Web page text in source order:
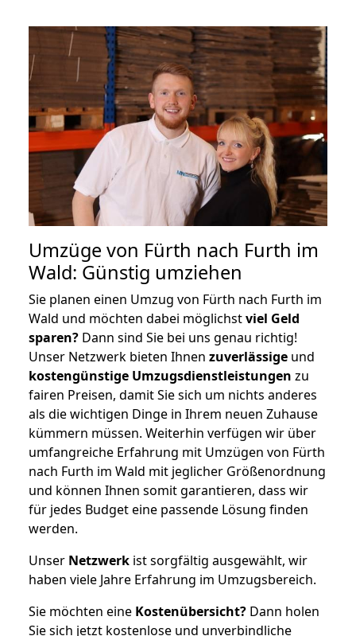
Umzüge von Fürth nach Furth im
Wald: Günstig umziehen
Sie planen einen Umzug von Fürth nach Furth im
Wald und möchten dabei möglichstviel Geld
sparen? Dann sind Sie bei uns genau richtig!
Unser Netzwerk bieten Ihnen zuverlässige und
kostengünstige Umzugsdienstleistungen zu
fairen Preisen, damit Sie sich um nichts anderes
als die wichtigen Dinge in Ihrem neuen Zuhause
kümmern müssen. Weiterhin verfügen wir über
umfangreiche Erfahrung mit Umzügen von Fürth
nach Furth im Wald mit jeglicher Größenordnung
und können Ihnen somit garantieren, dass wir
für jedes Budget eine passende Lösung finden
werden.
Unser Netzwerk ist sorgfältig ausgewählt, wir
haben viele Jahre Erfahrung im Umzugsbereich.
Sie möchten eine Kostenübersicht? Dann holen
Sie sich jetzt kostenlose und unverbindliche